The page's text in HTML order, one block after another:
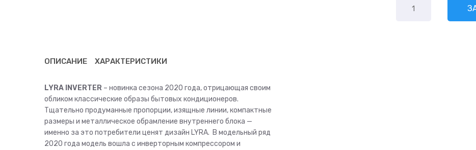
товара
ОПИСАНИЕ ХАРАКТЕРИСТИКИ
LYRA INVERTER – новинка сезона 2020 года, отрицающая своим
обликом классические образы бытовых кондиционеров.
Тщательно продуманные пропорции, изящные линии, компактные
размеры и металлическое обрамление внутреннего блока —
именно за это потребители ценят дизайн LYRA. В модельный ряд
2020 года модель вошла с инверторным компрессором и